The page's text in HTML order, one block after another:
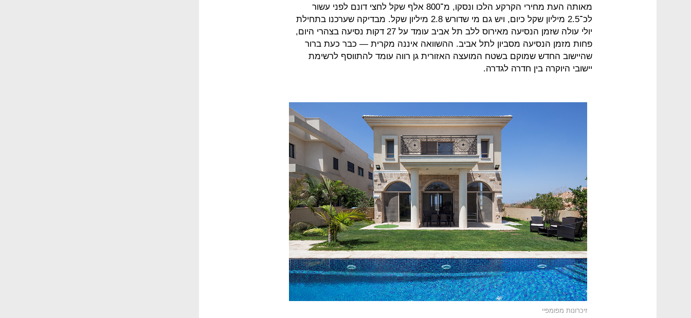
מאותה העת מחירי הקרקע הלכו ונסקו, מ־800 אלף שקל לחצי דונם לפני עשור
לכ־2.5 מיליון שקל כיום, ויש גם מי שדורש 2.8 מיליון שקל. מבדיקה שערכנו בתחילת
יולי עולה שזמן הנסיעה מאירוס ללב תל אביב עומד על 27 דקות נסיעה בצהרי היום,
פחות מזמן הנסיעה מסביון לתל אביב. ההשוואה איננה מקרית — כבר כעת ברור
שהיישוב החדש שמוקם בשטח המועצה האזורית גן רווה עומד להתווסף לרשימת
יישובי היוקרה בין חדרה לגדרה.
זיכרונות מפומפיי